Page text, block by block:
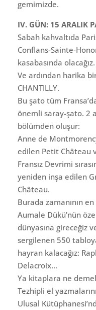
gemimizde.
IV. GÜN: 15 ARALIK
Sabah kahvaltıda
Conflans-Sainte-
kasabasında olacağız.
Ve ardından harika
CHANTILLY.
Bu şato tüm
önemli saray-şato. 2
bölümden oluşur:
Anne de
edilen Petit Château
Fransız Devrimi
yeniden inşa edilen
Château.
Burada zamanının
Aumale Dükü’nün
dünyasına gireceğiz
sergilenen 550
hayran kalacağız:
Delacroix…
Ya kitaplara ne
Tezhipli el
Ulusal